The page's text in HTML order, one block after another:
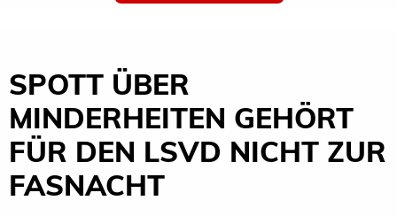
SPOTT ÜBER
MINDERHEITEN GEHÖRT
FÜR DEN LSVD NICHT ZUR
FASNACHT